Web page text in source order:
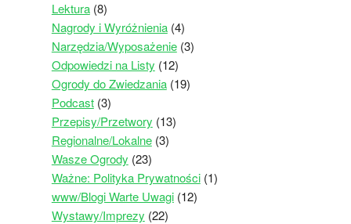
Lektura(8)
Nagrody i Wyróżnienia(4)
Narzędzia/Wyposażenie(3)
Odpowiedzi na Listy (12)
Ogrody do Zwiedzania(19)
Podcast(3)
Przepisy/Przetwory (13)
Regionalne/Lokalne(3)
Wasze Ogrody (23)
Ważne: Polityka Prywatności(1)
www/Blogi Warte Uwagi(12)
Wystawy/Imprezy (22)